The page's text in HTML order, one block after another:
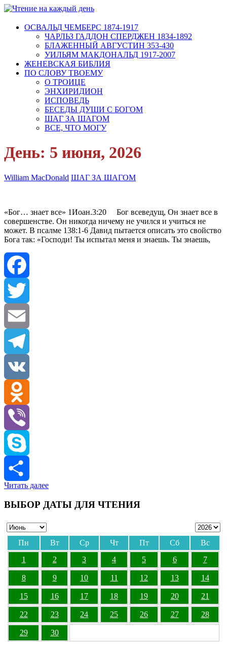
ОСВАЛЬД ЧЕМБЕРС 1874-1917
ЧАРЛЬЗ ГАДДОН СПЕРДЖЕН 1834-1892
БЛАЖЕННЫЙ АВГУСТИН 353-430
УИЛЬЯМ МАКДОНАЛЬД 1917-2007
ЖЕНЕВСКАЯ БИБЛИЯ
ПО СЛОВУ ТВОЕМУ
О ТРОИЦЕ
ЭНХИРИДИОН
ИСПОВЕДЬ
БЕСЕДЫ ДУШИ С БОГОМ
ШАГ ЗА ШАГОМ
ВСЕ, ЧТО МОГУ
День: 5 июня, 2026
William MacDonald ШАГ ЗА ШАГОМ
«Бог… знает все» 1Иоан.3:20 Бог всеведущ, Он знает все в
совершенстве. Он никогда ничему не учился и учиться не
может. В псалме 138:1-6 Давид пытается описать это свойство
Бога так: «Господи! Ты испытал меня и знаешь. Ты знаешь,
Facebook
Twitter
Email
Telegram
VK
Odnoklassniki
Viber
Skype
Читать далее
ВЫБОР ДАТЫ ДЛЯ ЧТЕНИЯ
Пн Вт Ср Чт Пт Сб
Вс
1
2 3 4 5 6 7
8 9 10 11 12 13 14
15 16 17 18 19 20 21
22 23 24 25 26 27 28
29 30